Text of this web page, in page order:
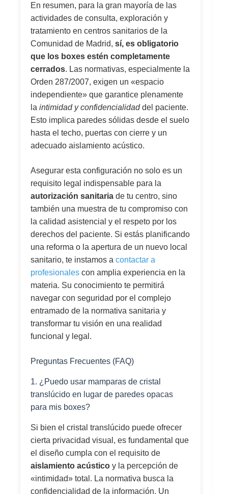
En resumen, para la gran mayoría de las
actividades de consulta, exploración y
tratamiento en centros sanitarios de la
Comunidad de Madrid, sí, es obligatorio
que los boxes estén completamente
cerrados. Las normativas, especialmente la
Orden 287/2007, exigen un «espacio
independiente» que garantice plenamente
la intimidad y confidencialidaddel paciente.
Esto implica paredes sólidas desde el suelo
hasta el techo, puertas con cierre y un
adecuado aislamiento acústico.
Asegurar esta configuración no solo es un
requisito legal indispensable para la
autorización sanitaria de tu centro, sino
también una muestra de tu compromiso con
la calidad asistencial y el respeto por los
derechos del paciente. Si estás planificando
una reforma o la apertura de un nuevo local
sanitario, te instamos a contactar a
profesionales con amplia experiencia en la
materia. Su conocimiento te permitirá
navegar con seguridad por el complejo
entramado de la normativa sanitaria y
transformar tu visión en una realidad
funcional y legal.
Preguntas Frecuentes (FAQ)
1. ¿Puedo usar mamparas de cristal
translúcido en lugar de paredes opacas
para mis boxes?
Si bien el cristal translúcido puede ofrecer
cierta privacidad visual, es fundamental que
el diseño cumpla con el requisito de
aislamiento acústico y la percepción de
«intimidad» total. La normativa busca la
confidencialidad de la información. Un